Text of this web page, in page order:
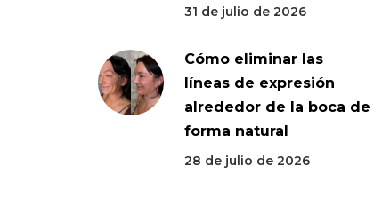
31 de julio de 2026
Cómo eliminar las
líneas de expresión
alrededor de la boca de
forma natural
28 de julio de 2026